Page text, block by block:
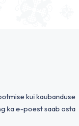
kui kaubanduse
ka e-poest saab osta